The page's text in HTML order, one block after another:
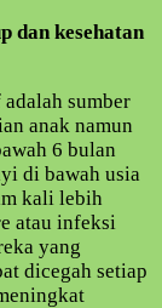
dan kesehatan
sumber
anak namun
6 bulan
di bawah usia
kali lebih
atau infeksi
yang
dicegah setiap